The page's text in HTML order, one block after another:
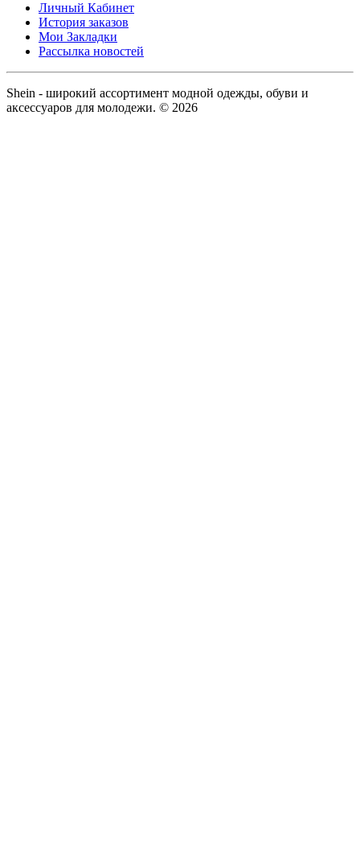
Личный Кабинет
История заказов
Мои Закладки
Рассылка новостей
Shein - широкий ассортимент модной одежды, обуви и
аксессуаров для молодежи. © 2026